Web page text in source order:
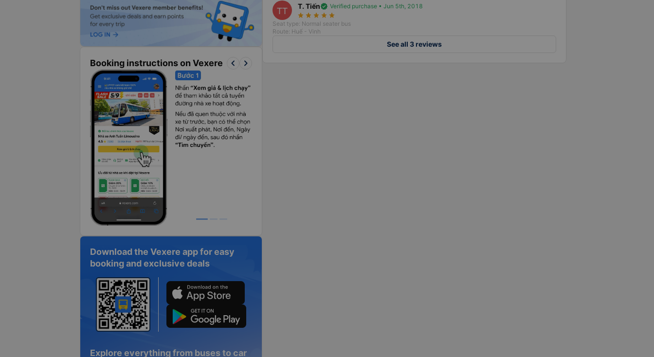
Booking instructions on Vexere keyboard_arrow_left keyboard_arrow_right
Download the Vexere app for easy
booking and exclusive deals
Explore everything from buses to car
TT T. Tiếnverified Verified purchase • Jun 5th, 2018
star_rate star_rate star_rate star_rate star_rate
Seat type: Normal seater bus
Route: Huế - Vinh
See all 3 reviews